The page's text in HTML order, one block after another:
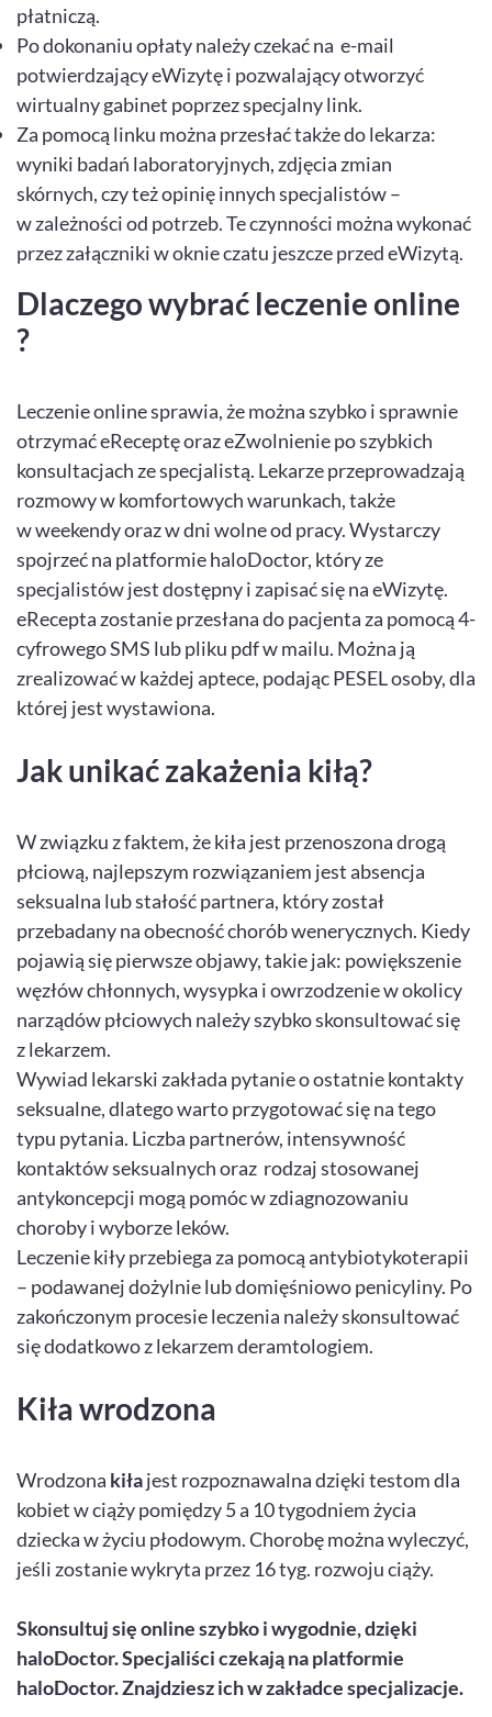
płatniczą.
Po dokonaniu opłaty należy czekać na e-mail
potwierdzający eWizytę i pozwalający otworzyć
wirtualny gabinet poprzez specjalny link.
Za pomocą linku można przesłać także do lekarza:
wyniki badań laboratoryjnych, zdjęcia zmian
skórnych, czy też opinię innych specjalistów –
w zależności od potrzeb. Te czynności można wykonać
przez załączniki w oknie czatu jeszcze przed eWizytą.
Dlaczego wybrać leczenie online
?
Leczenie online sprawia, że można szybko i sprawnie
otrzymać eReceptę oraz eZwolnienie po szybkich
konsultacjach ze specjalistą. Lekarze przeprowadzają
rozmowy w komfortowych warunkach, także
w weekendy oraz w dni wolne od pracy. Wystarczy
spojrzeć na platformie haloDoctor, który ze
specjalistów jest dostępny i zapisać się na eWizytę.
eRecepta zostanie przesłana do pacjenta za pomocą 4-
cyfrowego SMS lub pliku pdf w mailu. Można ją
zrealizować w każdej aptece, podając PESEL osoby, dla
której jest wystawiona.
Jak unikać zakażenia kiłą?
W związku z faktem, że kiła jest przenoszona drogą
płciową, najlepszym rozwiązaniem jest absencja
seksualna lub stałość partnera, który został
przebadany na obecność chorób wenerycznych. Kiedy
pojawią się pierwsze objawy, takie jak: powiększenie
węzłów chłonnych, wysypka i owrzodzenie w okolicy
narządów płciowych należy szybko skonsultować się
z lekarzem.
Wywiad lekarski zakłada pytanie o ostatnie kontakty
seksualne, dlatego warto przygotować się na tego
typu pytania. Liczba partnerów, intensywność
kontaktów seksualnych oraz rodzaj stosowanej
antykoncepcji mogą pomóc w zdiagnozowaniu
choroby i wyborze leków.
Leczenie kiły przebiega za pomocą antybiotykoterapii
– podawanej dożylnie lub domięśniowo penicyliny. Po
zakończonym procesie leczenia należy skonsultować
się dodatkowo z lekarzem deramtologiem.
Kiła wrodzona
Wrodzona kiłajest rozpoznawalna dzięki testom dla
kobiet w ciąży pomiędzy 5 a 10 tygodniem życia
dziecka w życiu płodowym. Chorobę można wyleczyć,
jeśli zostanie wykryta przez 16 tyg. rozwoju ciąży.
Skonsultuj się online szybko i wygodnie, dzięki
haloDoctor. Specjaliści czekają na platformie
haloDoctor. Znajdziesz ich w zakładce specjalizacje.